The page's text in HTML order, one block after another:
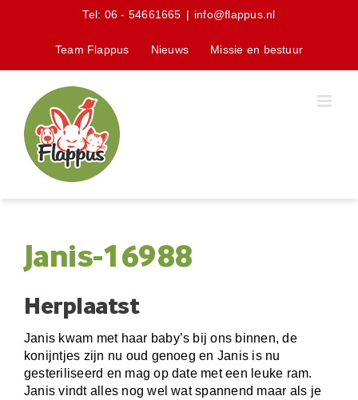
Tel: 06 - 54661665 | info@flappus.nl
Team Flappus Nieuws Missie en bestuur
Janis-16988
Herplaatst
Janis kwam met haar baby’s bij ons binnen, de
konijntjes zijn nu oud genoeg en Janis is nu
gesteriliseerd en mag op date met een leuke ram.
Janis vindt alles nog wel wat spannend maar als je